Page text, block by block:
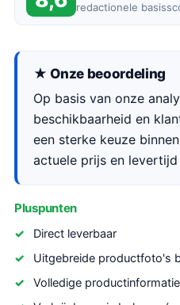
redactionele
★ Onze beoordeling
Op basis van onze
beschikbaarheid en
een sterke keuze
actuele prijs en
Pluspunten
Direct leverbaar
Uitgebreide productfoto's
Volledige productinformatie